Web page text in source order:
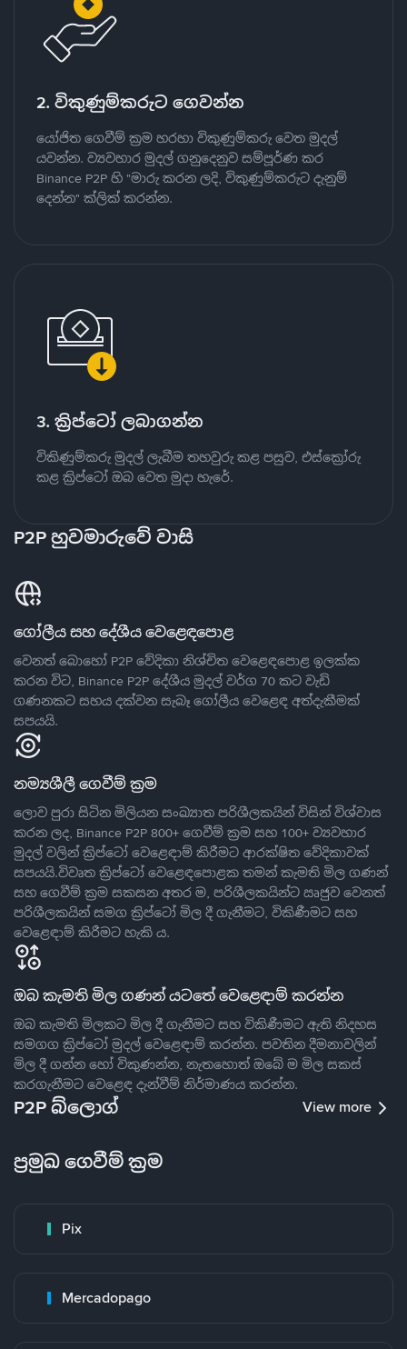
2. විකුණුම්කරුට ගෙවන්න
යෝජිත ගෙවීම් ක්‍රම හරහා විකුණුම්කරු වෙත මුදල්
යවන්න. ව්‍යවහාර මුදල් ගනුදෙනුව සම්පූර්ණ කර
Binance P2P හි "මාරු කරන ලදි, විකුණුම්කරුට දැනුම්
දෙන්න" ක්ලික් කරන්න.
3. ක්‍රිප්ටෝ ලබාගන්න
විකිණුම්කරු මුදල් ලැබීම තහවුරු කළ පසුව, එස්ක්‍රෝරු
කළ ක්‍රිප්ටෝ ඔබ වෙත මුදා හැරේ.
P2P හුවමාරුවේ වාසි
ගෝලීය සහ දේශීය වෙළෙඳපොළ
වෙනත් බොහෝ P2P වේදිකා නිශ්චිත වෙළෙඳපොළ ඉලක්ක
කරන විට, Binance P2P දේශීය මුදල් වර්ග 70 කට වැඩි
ගණනකට සහය දක්වන සැබෑ ගෝලීය වෙළෙඳ අත්දැකීමක්
සපයයි.
නම්‍යශීලී ගෙවීම් ක්‍රම
ලොව පුරා සිටින මිලියන සංඛ්‍යාත පරිශීලකයින් විසින් විශ්වාස
කරන ලද, Binance P2P 800+ ගෙවීම් ක්‍රම සහ 100+ ව්‍යවහාර
මුදල් වලින් ක්‍රිප්ටෝ වෙළෙඳාම් කිරීමට ආරක්ෂිත වේදිකාවක්
සපයයි.විවෘත ක්‍රිප්ටෝ වෙළෙඳපොළක තමන් කැමති මිල ගණන්
සහ ගෙවීම් ක්‍රම සකසන අතර ම, පරිශීලකයින්ට ඍජුව වෙනත්
පරිශීලකයින් සමග ක්‍රිප්ටෝ මිල දී ගැනීමට, විකිණීමට සහ
වෙළෙඳාම් කිරීමට හැකි ය.
ඔබ කැමති මිල ගණන් යටතේ වෙළෙඳාම් කරන්න
ඔබ කැමති මිලකට මිල දී ගැනීමට සහ විකිණීමට ඇති නිදහස
සමගග ක්‍රිප්ටෝ මුදල් වෙළෙඳාම් කරන්න. පවතින දීමනාවලින්
මිල දී ගන්න හෝ විකුණන්න, නැතහොත් ඔබේ ම මිල සකස්
කරගැනීමට වෙළෙඳ දැන්වීම් නිර්මාණය කරන්න.
P2P බ්ලොග් View more
ප්‍රමුඛ ගෙවීම් ක්‍රම
Pix
Mercadopago